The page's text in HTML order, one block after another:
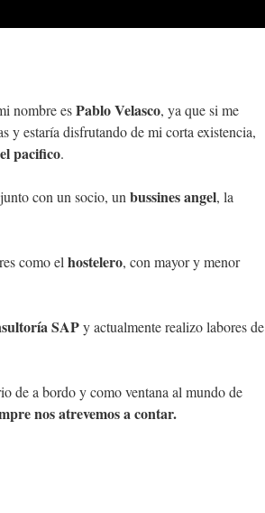
nombre esPablo Velasco, ya que si me
y estaría disfrutando de mi corta existencia,
pacifico.
con un socio, un bussines angel, la
como el hostelero, con mayor y menor
SAPy actualmente realizo labores de
de a bordo y como ventana al mundo de
nos atrevemos a contar.